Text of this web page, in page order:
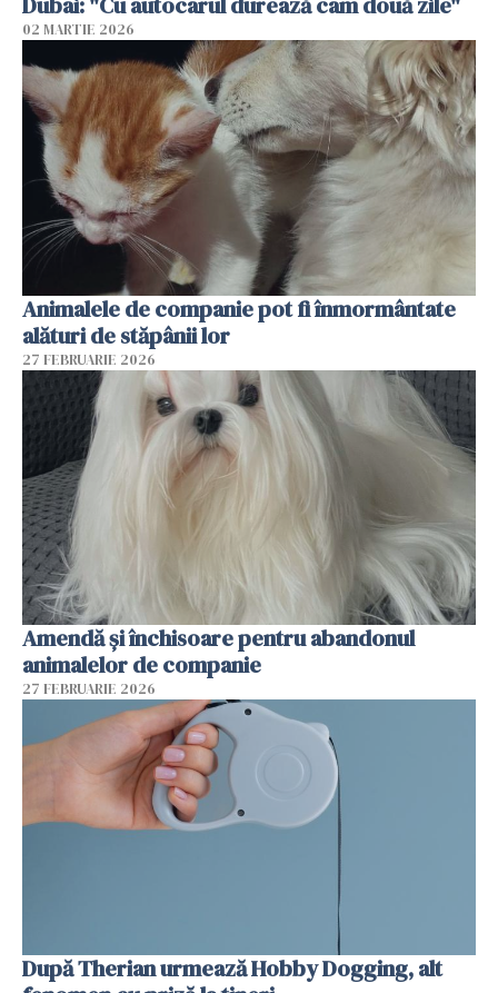
02 MARTIE 2026
Animalele de companie pot fi înmormântate
alături de stăpânii lor
27 FEBRUARIE 2026
Amendă și închisoare pentru abandonul
animalelor de companie
27 FEBRUARIE 2026
După Therian urmează Hobby Dogging, alt